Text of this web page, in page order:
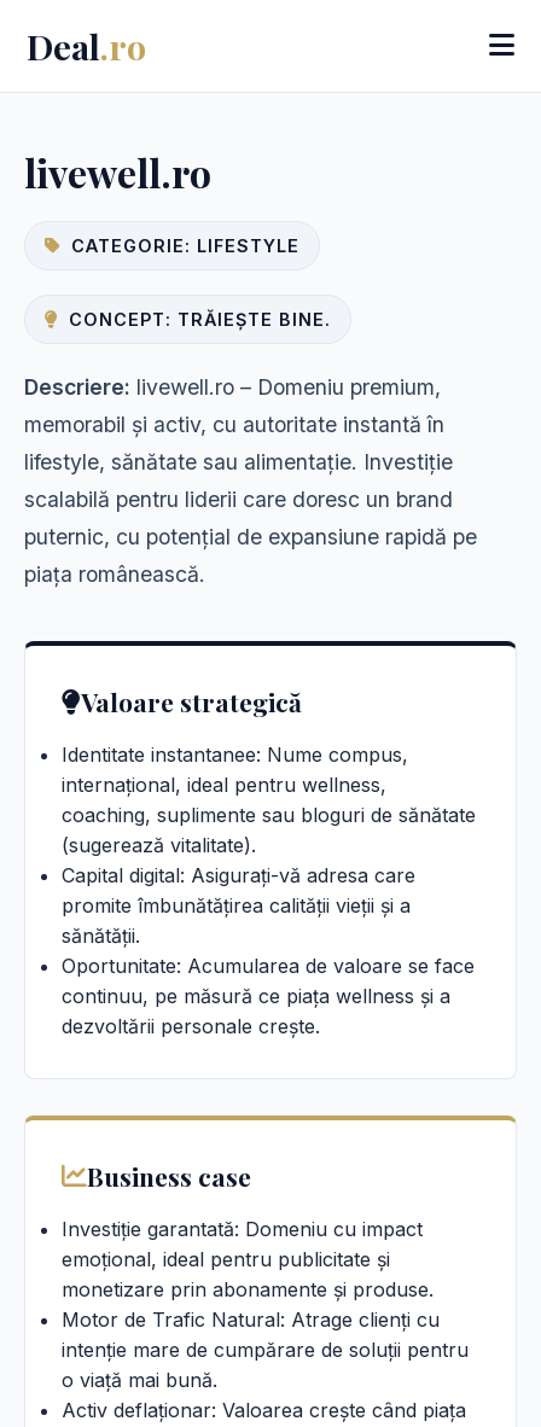
Deal.ro
livewell.ro
CATEGORIE: LIFESTYLE
CONCEPT: TRĂIEȘTE BINE.
Descriere: livewell.ro – Domeniu premium,
memorabil și activ, cu autoritate instantă în
lifestyle, sănătate sau alimentație. Investiție
scalabilă pentru liderii care doresc un brand
puternic, cu potențial de expansiune rapidă pe
piața românească.
Valoare strategică
Identitate instantanee: Nume compus,
internațional, ideal pentru wellness,
coaching, suplimente sau bloguri de sănătate
(sugerează vitalitate).
Capital digital: Asigurați-vă adresa care
promite îmbunătățirea calității vieții și a
sănătății.
Oportunitate: Acumularea de valoare se face
continuu, pe măsură ce piața wellness și a
dezvoltării personale crește.
Business case
Investiție garantată: Domeniu cu impact
emoțional, ideal pentru publicitate și
monetizare prin abonamente și produse.
Motor de Trafic Natural: Atrage clienți cu
intenție mare de cumpărare de soluții pentru
o viață mai bună.
Activ deflaționar: Valoarea crește când piața